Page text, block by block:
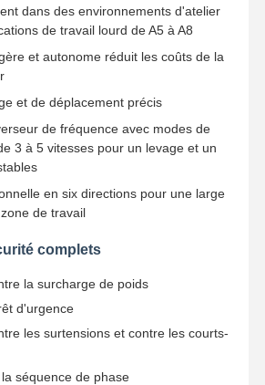
dans des environnements d'atelier
de travail lourd de A5 à A8
et autonome réduit les coûts de la
et de déplacement précis
de fréquence avec modes de
3 à 5 vitesses pour un levage et un
en six directions pour une large
de travail
complets
la surcharge de poids
d'urgence
les surtensions et contre les courts-
séquence de phase